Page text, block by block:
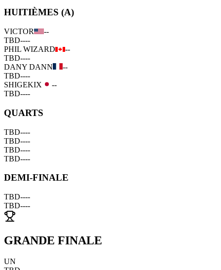
HUITIÈMES (A)
VICTOR
--
TBD----
PHIL WIZARD
--
TBD----
DANY DANN
--
TBD----
SHIGEKIX
--
TBD----
QUARTS
TBD----
TBD----
TBD----
TBD----
DEMI-FINALE
TBD----
TBD----
GRANDE FINALE
UN